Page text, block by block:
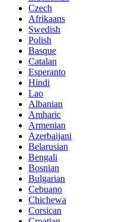
Czech
Afrikaans
Swedish
Polish
Basque
Catalan
Esperanto
Hindi
Lao
Albanian
Amharic
Armenian
Azerbaijani
Belarusian
Bengali
Bosnian
Bulgarian
Cebuano
Chichewa
Corsican